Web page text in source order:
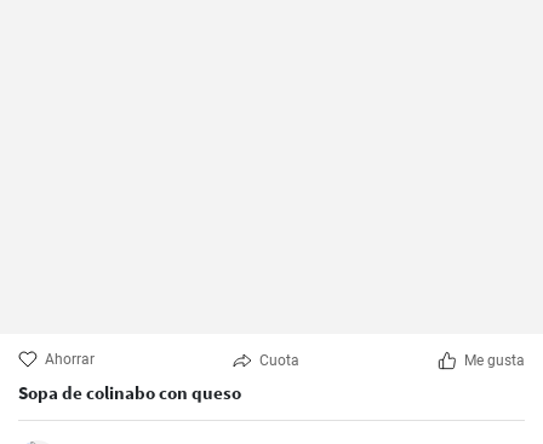
Ahorrar Cuota Me gusta
Sopa de colinabo con queso